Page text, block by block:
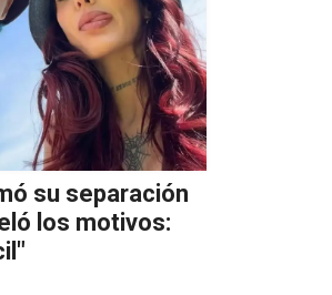
su separación
los motivos: